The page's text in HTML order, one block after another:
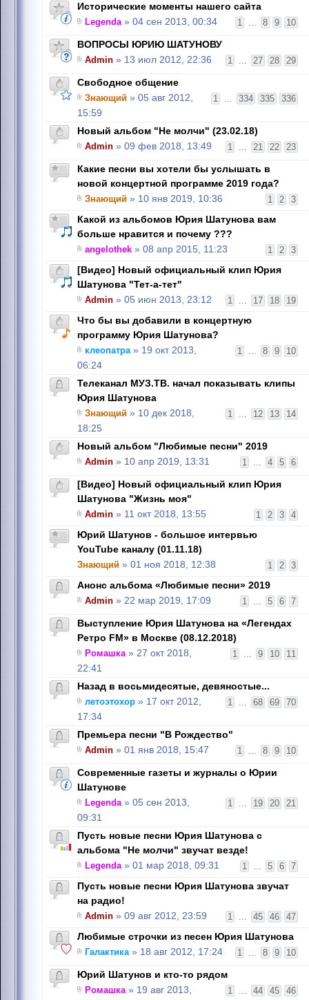
Исторические моменты нашего сайта
1 ... 8 9 10
Legenda» 04 сен 2013, 00:34
ВОПРОСЫ ЮРИЮ ШАТУНОВУ
1 ... 27 28 29
Admin » 13 июл 2012, 22:36
Свободное общение
1 ... 334 335 336
Знающий » 05 авг 2012,
15:59
Новый альбом "Не молчи" (23.02.18)
1 ... 21 22 23
Admin » 09 фев 2018, 13:49
Какие песни вы хотели бы услышать в
новой концертной программе 2019 года?
1 2 3
Знающий » 10 янв 2019, 10:36
Какой из альбомов Юрия Шатунова вам
больше нравится и почему ???
1 2 3
angelothek » 08 апр 2015, 11:23
[Видео] Новый официальный клип Юрия
Шатунова "Тет-а-тет"
1 ... 17 18 19
Admin » 05 июн 2013, 23:12
Что бы вы добавили в концертную
программу Юрия Шатунова?
1 ... 8 9 10
клеопатра» 19 окт 2013,
06:24
Телеканал МУЗ.ТВ. начал показывать клипы
Юрия Шатунова
1 ... 12 13 14
Знающий » 10 дек 2018,
18:25
Новый альбом "Любимые песни" 2019
1 ... 4 5 6
Admin » 10 апр 2019, 13:31
[Видео] Новый официальный клип Юрия
Шатунова "Жизнь моя"
1 2 3 4
Admin » 11 окт 2018, 13:55
Юрий Шатунов - большое интервью
YouTube каналу (01.11.18)
1 2 3
Знающий » 01 ноя 2018, 12:38
Анонс альбома «Любимые песни» 2019
1 ... 5 6 7
Admin » 22 мар 2019, 17:09
Выступление Юрия Шатунова на «Легендах
Ретро FM» в Москве (08.12.2018)
1 ... 9 10 11
Ромашка» 27 окт 2018,
22:41
Назад в восьмидесятые, девяностые...
1 ... 68 69 70
летоэтохор » 17 окт 2012,
17:34
Премьера песни "В Рождество"
1 ... 8 9 10
Admin » 01 янв 2018, 15:47
Современные газеты и журналы о Юрии
Шатунове
1 ... 19 20 21
Legenda» 05 сен 2013,
09:31
Пусть новые песни Юрия Шатунова с
альбома "Не молчи" звучат везде!
1 ... 5 6 7
Legenda» 01 мар 2018, 09:31
Пусть новые песни Юрия Шатунова звучат
на радио!
1 ... 45 46 47
Admin » 09 авг 2012, 23:59
Любимые строчки из песен Юрия Шатунова
1 ... 8 9 10
Галактика» 18 авг 2012, 17:24
Юрий Шатунов и кто-то рядом
1 ... 44 45 46
Ромашка» 19 авг 2013,